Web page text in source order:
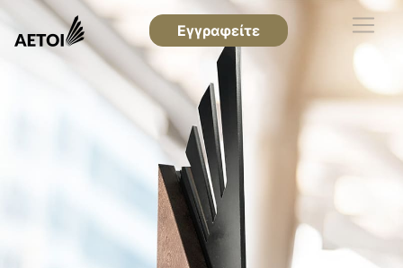
Εγγραφείτε